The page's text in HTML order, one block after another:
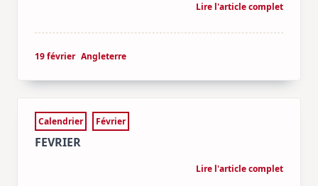
Lire l'article complet
19 février Angleterre
Calendrier Février
FEVRIER
Lire l'article complet